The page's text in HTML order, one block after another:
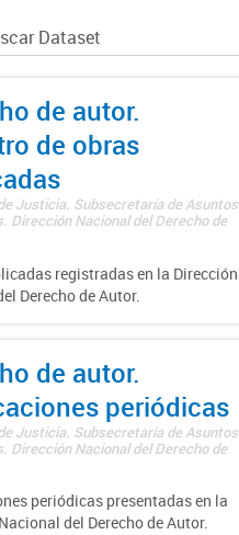
de autor.
de obras
Justicia. Subsecretaría de Asuntos
Dirección Nacional del Derecho de
registradas en la Dirección
Derecho de Autor.
de autor.
periódicas
Justicia. Subsecretaría de Asuntos
Dirección Nacional del Derecho de
periódicas presentadas en la
del Derecho de Autor.